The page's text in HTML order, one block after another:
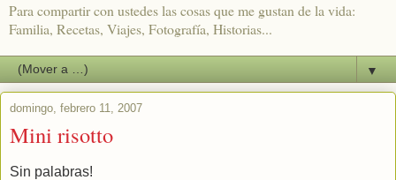
Para compartir con ustedes las cosas que me gustan de la vida:
Familia, Recetas, Viajes, Fotografía, Historias...
▼
domingo, febrero 11, 2007
Mini risotto
Sin palabras!